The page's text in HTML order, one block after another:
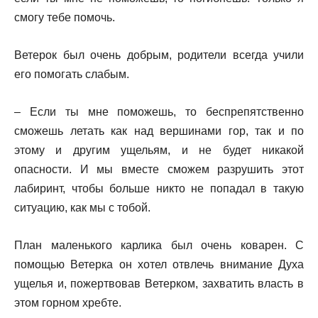
смогу тебе помочь.
Ветерок был очень добрым, родители всегда учили
его помогать слабым.
– Если ты мне поможешь, то беспрепятственно
сможешь летать как над вершинами гор, так и по
этому и другим ущельям, и не будет никакой
опасности. И мы вместе сможем разрушить этот
лабиринт, чтобы больше никто не попадал в такую
ситуацию, как мы с тобой.
План маленького карлика был очень коварен. С
помощью Ветерка он хотел отвлечь внимание Духа
ущелья и, пожертвовав Ветерком, захватить власть в
этом горном хребте.